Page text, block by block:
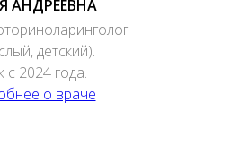
АНДРЕЕВНА
детский).
с 2024 года.
о враче